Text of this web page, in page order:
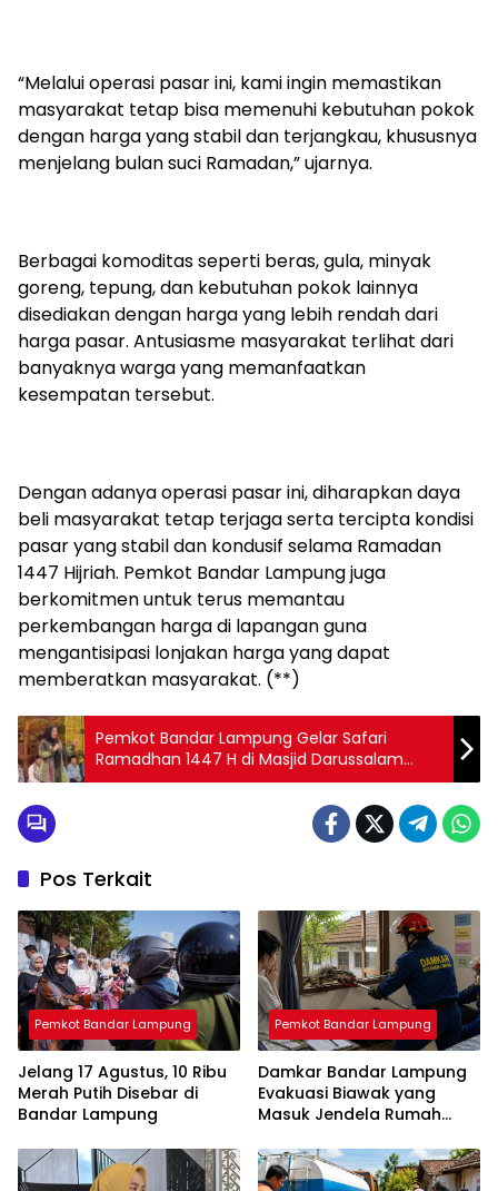
“Melalui operasi pasar ini, kami ingin memastikan
masyarakat tetap bisa memenuhi kebutuhan pokok
dengan harga yang stabil dan terjangkau, khususnya
menjelang bulan suci Ramadan,” ujarnya.
Berbagai komoditas seperti beras, gula, minyak
goreng, tepung, dan kebutuhan pokok lainnya
disediakan dengan harga yang lebih rendah dari
harga pasar. Antusiasme masyarakat terlihat dari
banyaknya warga yang memanfaatkan
kesempatan tersebut.
Dengan adanya operasi pasar ini, diharapkan daya
beli masyarakat tetap terjaga serta tercipta kondisi
pasar yang stabil dan kondusif selama Ramadan
1447 Hijriah. Pemkot Bandar Lampung juga
berkomitmen untuk terus memantau
perkembangan harga di lapangan guna
mengantisipasi lonjakan harga yang dapat
memberatkan masyarakat. (**)
Pemkot Bandar Lampung Gelar Safari
Ramadhan 1447 H di Masjid Darussalam
Kedaton
Pos Terkait
Pemkot Bandar Lampung
Jelang 17 Agustus, 10 Ribu
Merah Putih Disebar di
Bandar Lampung
Pemkot Bandar Lampung
Damkar Bandar Lampung
Evakuasi Biawak yang
Masuk Jendela Rumah